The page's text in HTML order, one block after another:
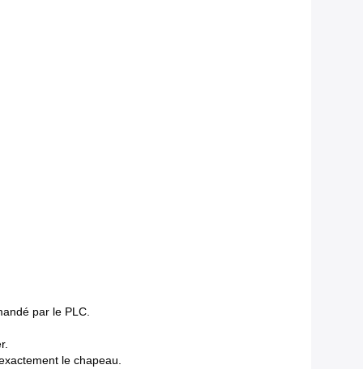
par le PLC.
le chapeau.